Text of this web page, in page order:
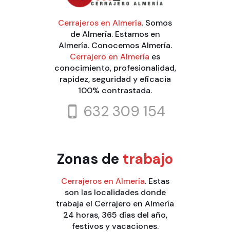
Cerrajeros en Almería. Somos
de Almería. Estamos en
Almería. Conocemos Almería.
Cerrajero en Almería es
conocimiento, profesionalidad,
rapidez, seguridad y eficacia
100% contrastada.
632 309 154
Zonas de trabajo
Cerrajeros en Almería. Estas
son las localidades donde
trabaja el Cerrajero en Almería
24 horas, 365 días del año,
festivos y vacaciones.